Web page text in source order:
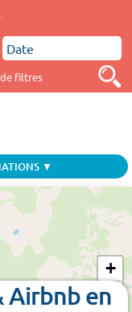
filtres
▼
+
−
Airbnb en